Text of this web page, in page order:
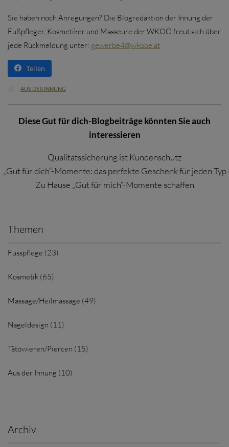
Sie haben noch Anregungen? Die Blogredaktion der Innung der
Fußpfleger, Kosmetiker und Masseure der WKOÖ freut sich über
jede Rückmeldung unter: gewerbe4@wkooe.at
Teilen
AUS DER INNUNG
Diese Gut für dich-Blogbeiträge könnten Sie auch
interessieren
Qualitätssicherung ist Kundenschutz
„Gut für dich“-Momente: das perfekte Geschenk für jeden Typ
Zu Hause „Gut für mich“-Momente schaffen
Themen
Fusspflege (23)
Kosmetik (65)
Massage/Heilmassage (49)
Nageldesign (11)
Tätowieren/Piercen (15)
Aus der Innung (10)
Archiv